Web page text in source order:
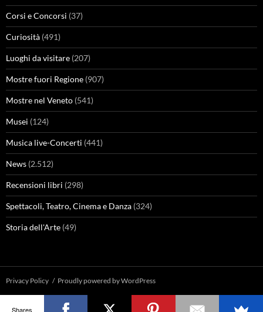
Corsi e Concorsi (37)
Curiosità (491)
Luoghi da visitare (207)
Mostre fuori Regione (907)
Mostre nel Veneto (541)
Musei (124)
Musica live-Concerti (441)
News (2.512)
Recensioni libri (298)
Spettacoli, Teatro, Cinema e Danza (324)
Storia dell'Arte (49)
Privacy Policy Proudly powered by WordPress
Shares